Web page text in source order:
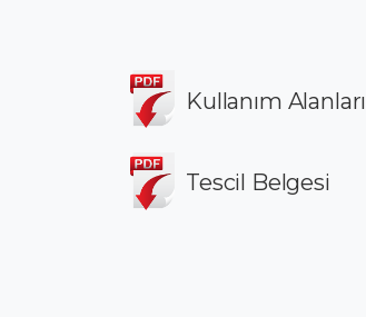
Kullanım Alanları
Tescil Belgesi